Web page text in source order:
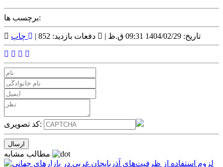
برچسب ها:
تاریخ: 1404/02/29 09:31 ق.ظ | دفعات بازدید: 852 | چاپ
کد تصویری: